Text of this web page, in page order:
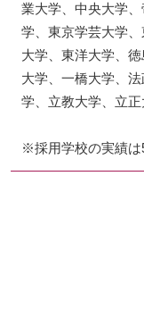
業大学、中央大学
学、東京学芸大学
大学、東洋大学、
大学、一橋大学、
学、立教大学、立
※採用学校の実績は